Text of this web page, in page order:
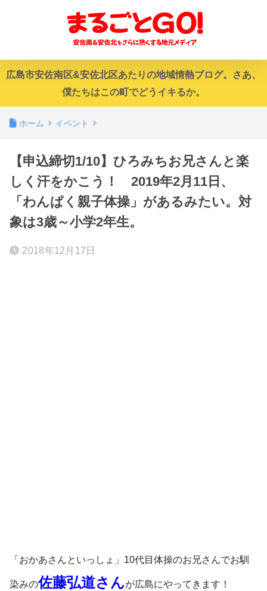
広島市安佐南区&安佐北区あたりの地域情熱ブログ。さあ、
僕たちはこの町でどうイキるか。
ホーム イベント
【申込締切1/10】ひろみちお兄さんと楽
しく汗をかこう！ 2019年2月11日、
「わんぱく親子体操」があるみたい。対
象は3歳～小学2年生。
2018年12月17日
「おかあさんといっしょ」10代目体操のお兄さんでお馴
染みの佐藤弘道さんが広島にやってきます！